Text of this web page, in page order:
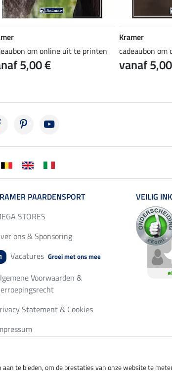
om online uit te printen
5,00 €
Kramer
cadeaubon
vanaf
PAARDENSPORT
STORES
ons & Sponsoring
1 Vacatures Groei met ons mee
Voorwaarden &
Statement & Cookies
VEILIG
te bieden, om de prestaties van onze website te